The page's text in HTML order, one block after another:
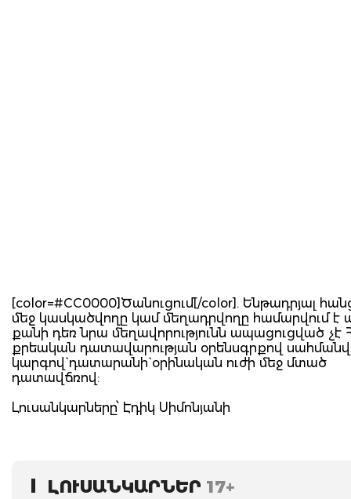
[color=#CC0000]Ծանուցում[/color]. Ենթադրյալ
մեջ կասկածվողը կամ մեղադրվողը համարվում է
քանի դեռ նրա մեղավորությունն ապացուցված չէ
քրեական դատավարության օրենսգրքով
կարգով` դատարանի` օրինական ուժի մեջ մտած
դատավճռով:
Լուսանկարները՝ Էդիկ Սիմոնյանի
ԼՈՒՍԱՆԿԱՐՆԵՐ 17+